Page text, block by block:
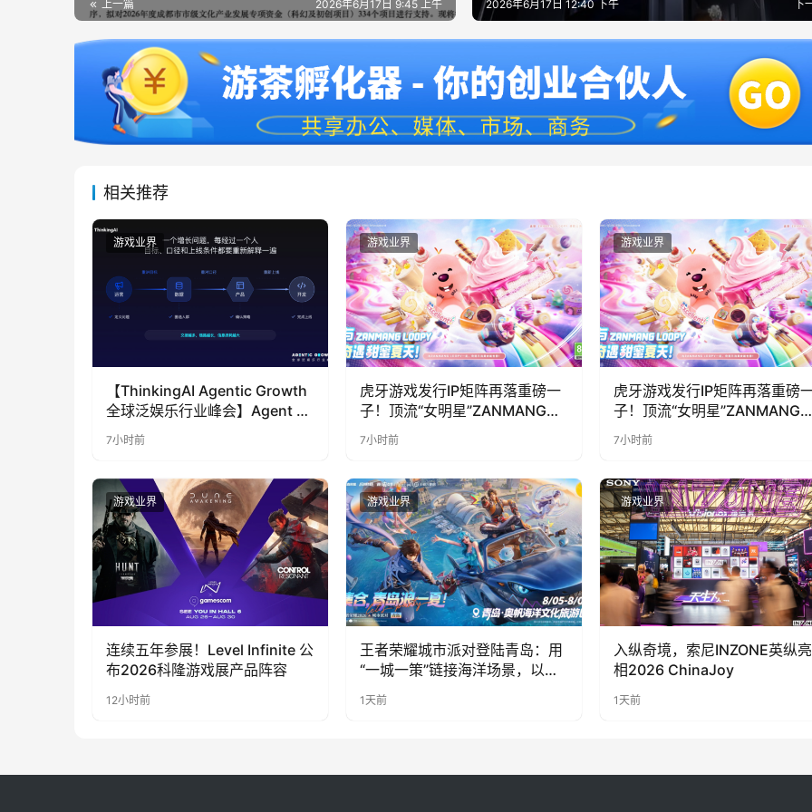
上一篇 2026年6月17日 9:45 上午 下
2026年6月17日 12:40 下午
相关推荐
游戏业界
【ThinkingAI Agentic Growth
全球泛娱乐行业峰会】Agent 时
代，人到底负责什么
7小时前
游戏业界
虎牙游戏发行IP矩阵再落重磅一
子！顶流“女明星”ZANMANG
LOOPY 正版3D消除手游《消消
奇遇》惊喜曝光
7小时前
游戏业界
虎牙游戏发行IP矩阵再落重磅
子！顶流“女明星”ZANMANG
LOOPY 正版3D消除手游《消
奇遇》惊喜曝光
7小时前
游戏业界
连续五年参展！Level Infinite 公
布2026科隆游戏展产品阵容
12小时前
游戏业界
王者荣耀城市派对登陆青岛：用
“一城一策”链接海洋场景，以双
1天前
游戏业界
入纵奇境，索尼INZONE英纵亮
相2026 ChinaJoy
1天前